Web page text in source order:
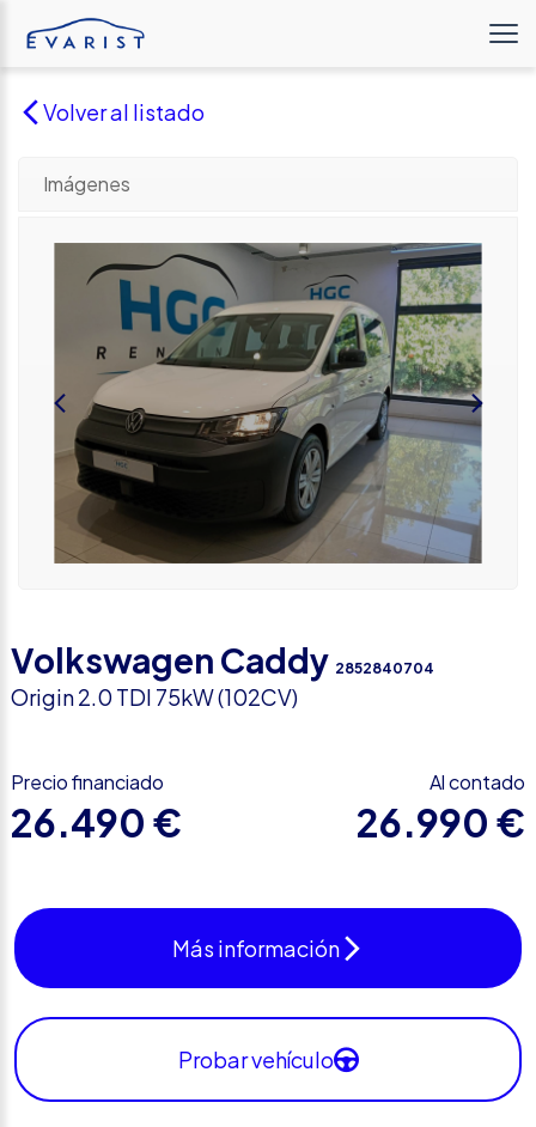
Volver al listado
Imágenes
Volkswagen Caddy 2852840704
Origin 2.0 TDI 75kW (102CV)
Precio financiado
26.490 €
Al contado
26.990 €
Más información
Probar vehículo